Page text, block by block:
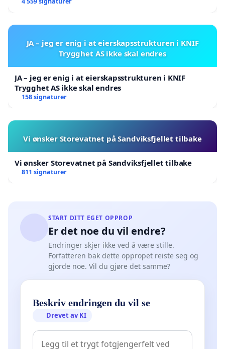
JA – jeg er enig i at eierskapsstrukturen i KNIF
Trygghet AS ikke skal endres
JA – jeg er enig i at eierskapsstrukturen i KNIF
Trygghet AS ikke skal endres
158 signaturer
Vi ønsker Storevatnet på Sandviksfjellet tilbake
Vi ønsker Storevatnet på Sandviksfjellet tilbake
811 signaturer
START DITT EGET OPPROP
Er det noe du vil endre?
Endringer skjer ikke ved å være stille.
Forfatteren bak dette oppropet reiste seg og
gjorde noe. Vil du gjøre det samme?
Beskriv endringen du vil se
Drevet av KI